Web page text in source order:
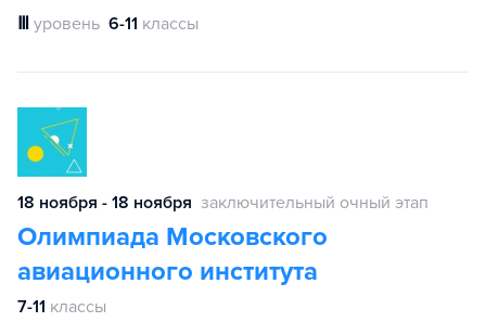
Ⅲ уровень 6-11 классы
18 ноября - 18 ноября заключительный очный этап
Олимпиада Московского
авиационного института
7-11 классы